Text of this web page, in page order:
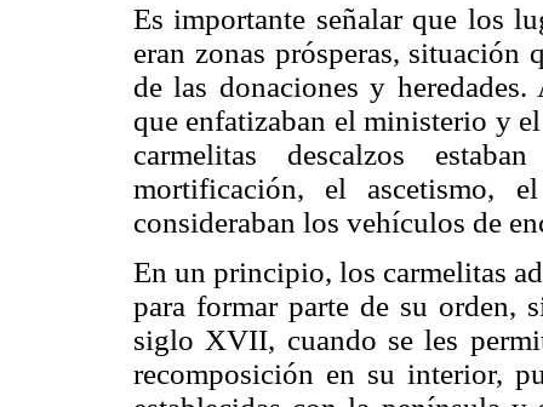
Es importante señalar que los
eran zonas prósperas, situación
de las donaciones y
que enfatizaban el ministerio y
carmelitas descalzos
mortificación, el ascetismo,
consideraban los vehículos de
En un principio, los carmelitas
para formar parte de su orden,
siglo XVII, cuando se les
recomposición en su interior,